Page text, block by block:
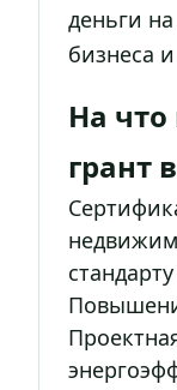
деньги
бизнеса
На
грант
стандарту